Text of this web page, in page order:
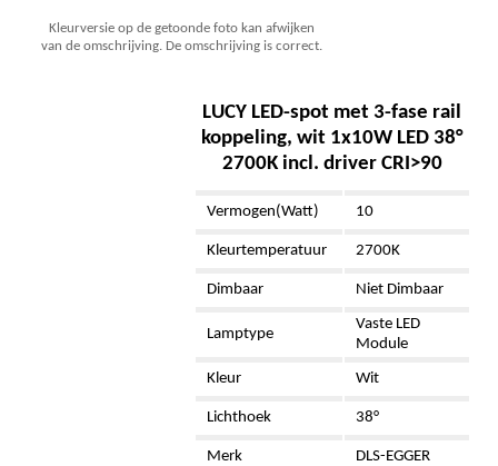
Kleurversie op de getoonde foto kan afwijken
van de omschrijving. De omschrijving is correct.
LUCY LED-spot met 3-fase rail
koppeling, wit 1x10W LED 38°
2700K incl. driver CRI>90
Vermogen(Watt) 10
Kleurtemperatuur 2700K
Dimbaar Niet Dimbaar
Lamptype
Vaste LED
Module
Kleur Wit
Lichthoek 38°
Merk DLS-EGGER